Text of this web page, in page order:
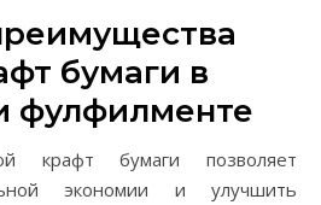
бумаги в
фулфилменте
крафт бумаги позволяет
экономии и улучшить